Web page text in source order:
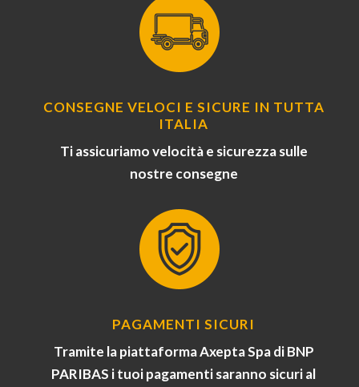
CONSEGNE VELOCI E SICURE IN TUTTA
ITALIA
Ti assicuriamo velocità e sicurezza sulle
nostre consegne
PAGAMENTI SICURI
Tramite la piattaforma Axepta Spa di BNP
PARIBAS i tuoi pagamenti saranno sicuri al